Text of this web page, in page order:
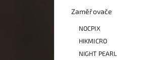
Zaměřovače
NOCPIX
HIKMICRO
NIGHT PEARL